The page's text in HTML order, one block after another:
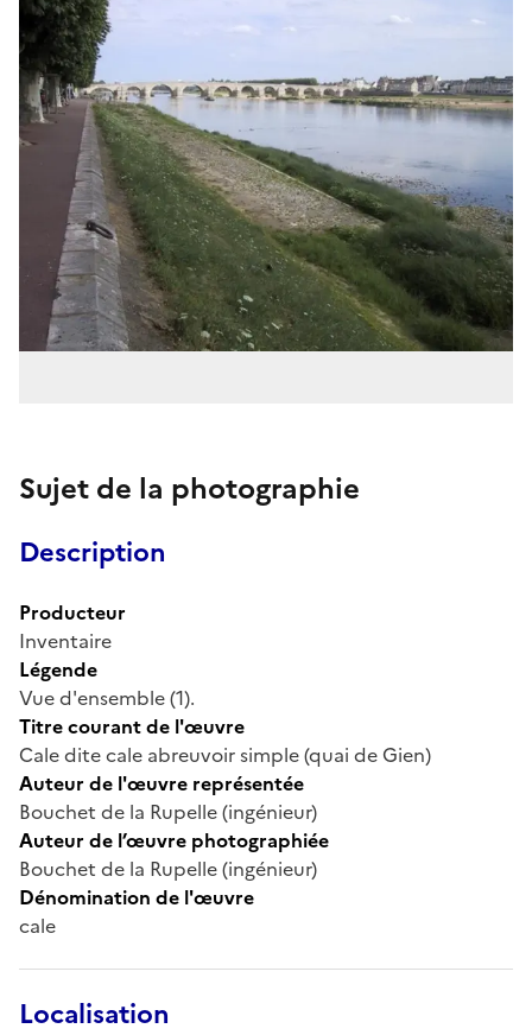
Sujet de la photographie
Description
Producteur
Inventaire
Légende
Vue d'ensemble (1).
Titre courant de l'œuvre
Cale dite cale abreuvoir simple (quai de Gien)
Auteur de l'œuvre représentée
Bouchet de la Rupelle (ingénieur)
Auteur de l’œuvre photographiée
Bouchet de la Rupelle (ingénieur)
Dénomination de l'œuvre
cale
Localisation